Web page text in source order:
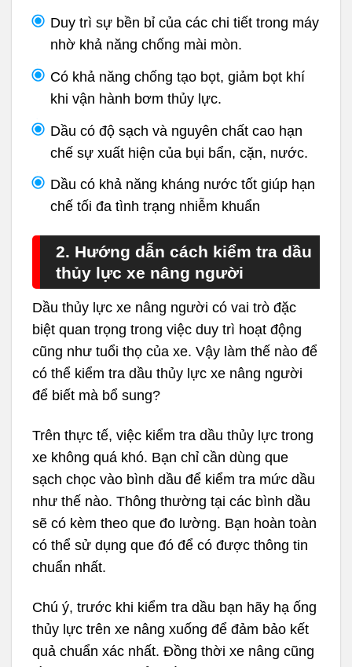
Duy trì sự bền bỉ của các chi tiết trong máy
nhờ khả năng chống mài mòn.
Có khả năng chống tạo bọt, giảm bọt khí
khi vận hành bơm thủy lực.
Dầu có độ sạch và nguyên chất cao hạn
chế sự xuất hiện của bụi bẩn, cặn, nước.
Dầu có khả năng kháng nước tốt giúp hạn
chế tối đa tình trạng nhiễm khuẩn
2. Hướng dẫn cách kiểm tra dầu
thủy lực xe nâng người
Dầu thủy lực xe nâng người có vai trò đặc
biệt quan trọng trong việc duy trì hoạt động
cũng như tuổi thọ của xe. Vậy làm thế nào để
có thể kiểm tra dầu thủy lực xe nâng người
để biết mà bổ sung?
Trên thực tế, việc kiểm tra dầu thủy lực trong
xe không quá khó. Bạn chỉ cần dùng que
sạch chọc vào bình dầu để kiểm tra mức dầu
như thế nào. Thông thường tại các bình dầu
sẽ có kèm theo que đo lường. Bạn hoàn toàn
có thể sử dụng que đó để có được thông tin
chuẩn nhất.
Chú ý, trước khi kiểm tra dầu bạn hãy hạ ống
thủy lực trên xe nâng xuống để đảm bảo kết
quả chuẩn xác nhất. Đồng thời xe nâng cũng